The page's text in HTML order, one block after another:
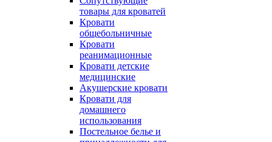
товары для кроватей
Кровати
общебольничные
Кровати
реанимационные
Кровати детские
медицинские
Акушерские кровати
Кровати для
домашнего
использования
Постельное белье и